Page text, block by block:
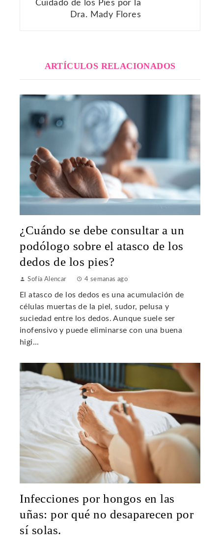
Cuidado de los Pies por la
Dra. Mady Flores
ARTÍCULOS RELACIONADOS
¿Cuándo se debe consultar a un
podólogo sobre el atasco de los
dedos de los pies?
Sofía Alencar 4 semanas ago
El atasco de los dedos es una acumulación de
células muertas de la piel, sudor, pelusa y
suciedad entre los dedos. Aunque suele ser
inofensivo y puede eliminarse con una buena
higi...
Infecciones por hongos en las
uñas: por qué no desaparecen por
sí solas.